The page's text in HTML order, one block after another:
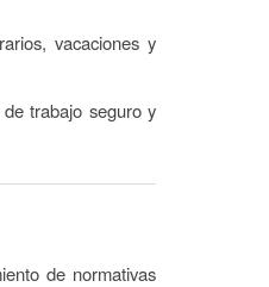
vacaciones y
trabajo seguro y
de normativas